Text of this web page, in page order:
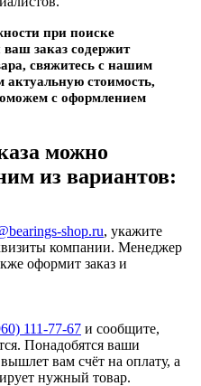
при поиске
заказ содержит
свяжитесь с нашим
стоимость,
с оформлением
можно
из вариантов:
shop.ru, укажите
компании. Менеджер
оформит заказ и
111-77-67 и сообщите,
Понадобятся ваши
вам счёт на оплату, а
нужный товар.